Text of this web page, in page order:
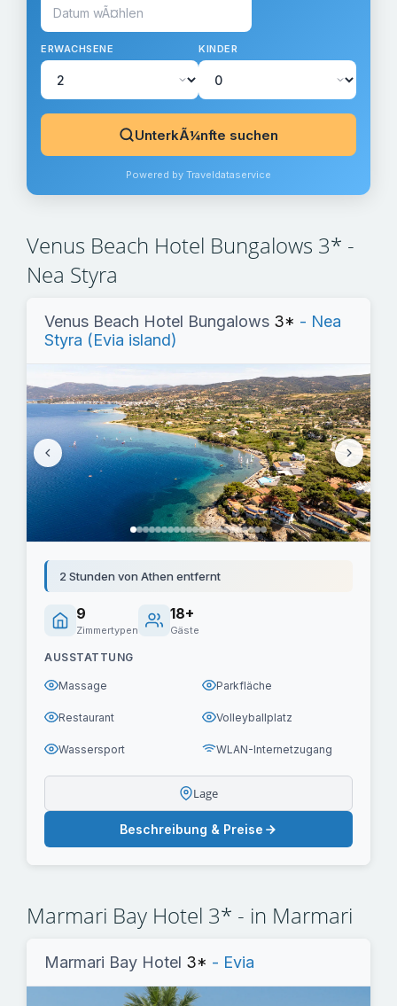
ERWACHSENE KINDER
UnterkÃ¼nfte suchen
Powered by Traveldataservice
Venus Beach Hotel Bungalows 3* -
Nea Styra
Venus Beach Hotel Bungalows 3* - Nea
Styra (Evia island)
2 Stunden von Athen entfernt
9
Zimmertypen
18+
Gäste
AUSSTATTUNG
Massage Parkfläche
Restaurant Volleyballplatz
Wassersport WLAN-Internetzugang
Lage
Beschreibung & Preise
Marmari Bay Hotel 3* - in Marmari
Marmari Bay Hotel 3* - Evia